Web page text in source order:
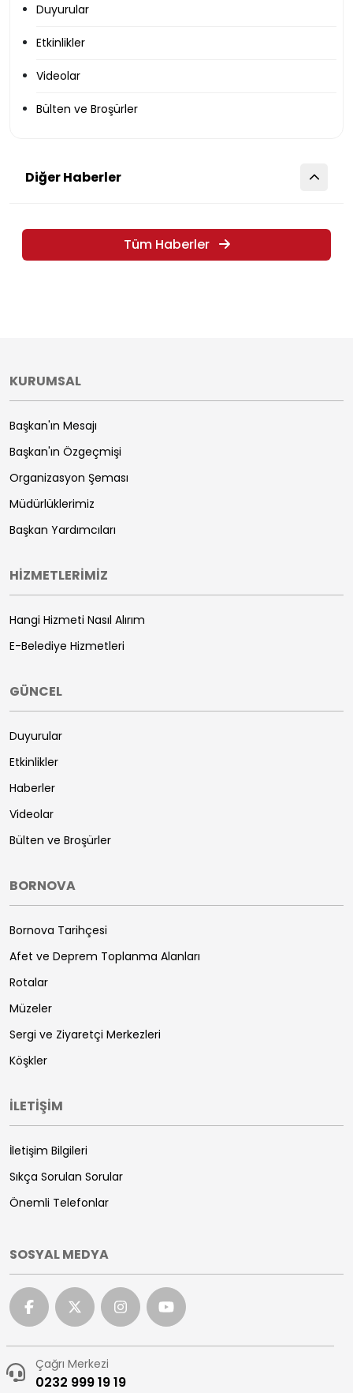
Duyurular
Etkinlikler
Videolar
Bülten ve Broşürler
Diğer Haberler
Tüm Haberler
KURUMSAL
Başkan'ın Mesajı
Başkan'ın Özgeçmişi
Organizasyon Şeması
Müdürlüklerimiz
Başkan Yardımcıları
HİZMETLERİMİZ
Hangi Hizmeti Nasıl Alırım
E-Belediye Hizmetleri
GÜNCEL
Duyurular
Etkinlikler
Haberler
Videolar
Bülten ve Broşürler
BORNOVA
Bornova Tarihçesi
Afet ve Deprem Toplanma Alanları
Rotalar
Müzeler
Sergi ve Ziyaretçi Merkezleri
Köşkler
İLETİŞİM
İletişim Bilgileri
Sıkça Sorulan Sorular
Önemli Telefonlar
SOSYAL MEDYA
Çağrı Merkezi
0232 999 19 19